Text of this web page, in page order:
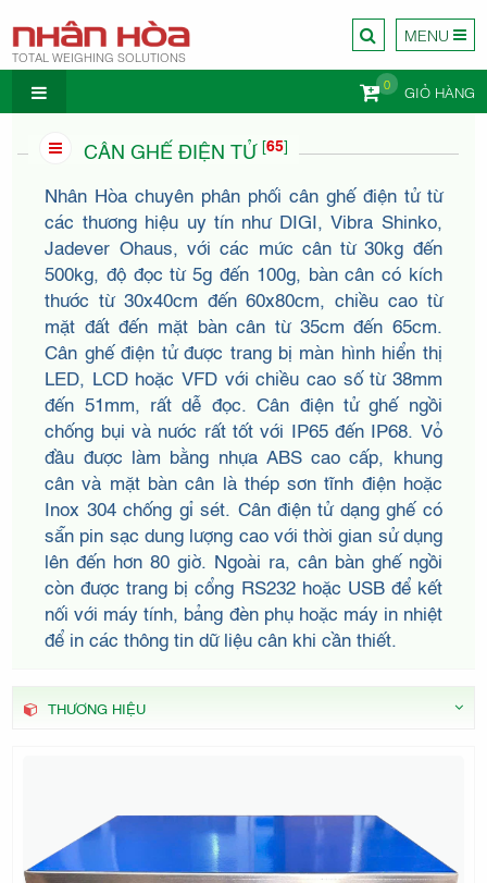
TOTAL WEIGHING SOLUTIONS
MENU
GIỎ HÀNG
0
CÔNG TY
CÂN
ĐIỆN TỬ
NHÂN
HÒA
CÂN GHẾ ĐIỆN TỬ [65]
Nhân Hòa chuyên phân phối cân ghế điện tử từ
các thương hiệu uy tín như DIGI, Vibra Shinko,
Jadever Ohaus, với các mức cân từ 30kg đến
500kg, độ đọc từ 5g đến 100g, bàn cân có kích
thước từ 30x40cm đến 60x80cm, chiều cao từ
mặt đất đến mặt bàn cân từ 35cm đến 65cm.
Cân ghế điện tử được trang bị màn hình hiển thị
LED, LCD hoặc VFD với chiều cao số từ 38mm
đến 51mm, rất dễ đọc. Cân điện tử ghế ngồi
chống bụi và nước rất tốt với IP65 đến IP68. Vỏ
đầu được làm bằng nhựa ABS cao cấp, khung
cân và mặt bàn cân là thép sơn tĩnh điện hoặc
Inox 304 chống gỉ sét. Cân điện tử dạng ghế có
sẵn pin sạc dung lượng cao với thời gian sử dụng
lên đến hơn 80 giờ. Ngoài ra, cân bàn ghế ngồi
còn được trang bị cổng RS232 hoặc USB để kết
nối với máy tính, bảng đèn phụ hoặc máy in nhiệt
để in các thông tin dữ liệu cân khi cần thiết.
THƯƠNG HIỆU